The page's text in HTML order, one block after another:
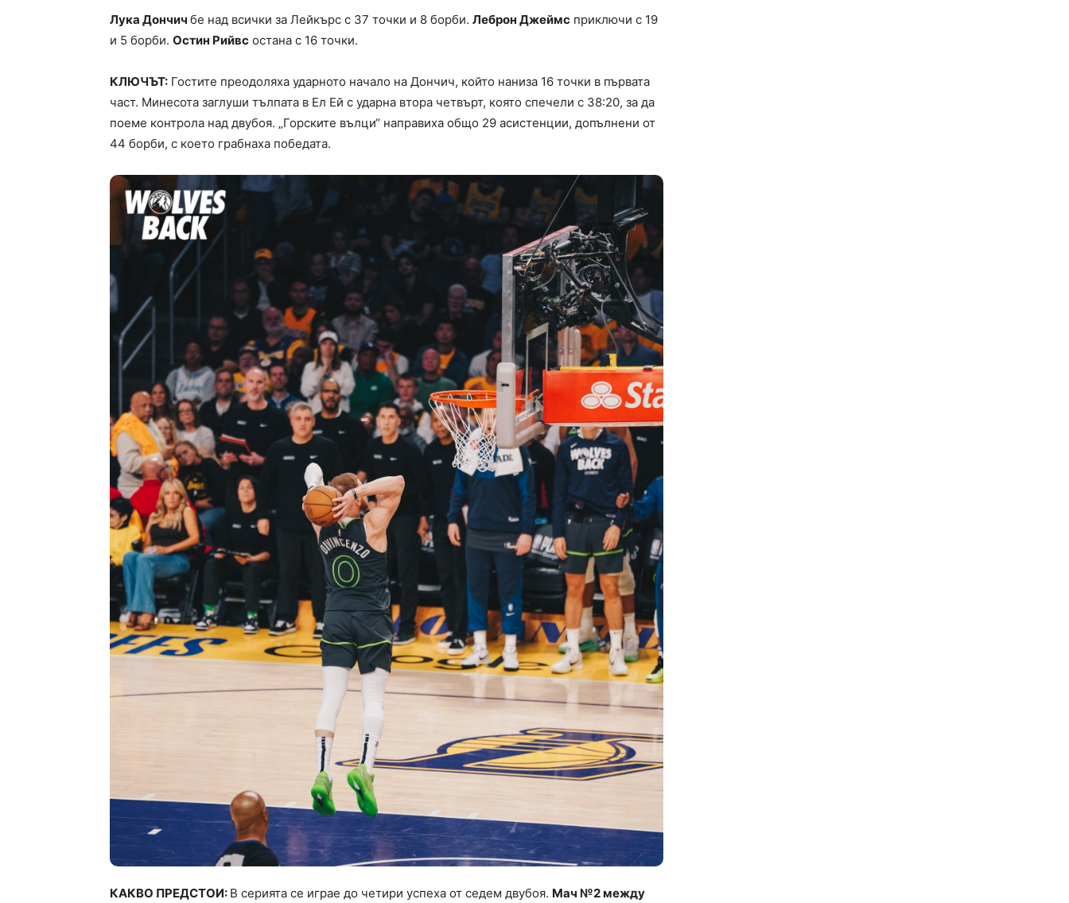
Лука Дончич бе над всички за Лейкърс с 37 точки и 8 борби. Леброн Джеймс приключи с 19
и 5 борби. Остин Рийвс остана с 16 точки.
КЛЮЧЪТ: Гостите преодоляха ударното начало на Дончич, който наниза 16 точки в първата
част. Минесота заглуши тълпата в Ел Ей с ударна втора четвърт, която спечели с 38:20, за да
поеме контрола над двубоя. „Горските вълци“ направиха общо 29 асистенции, допълнени от
44 борби, с което грабнаха победата.
КАКВО ПРЕДСТОИ: В серията се играе до четири успеха от седем двубоя. Мач №2 между